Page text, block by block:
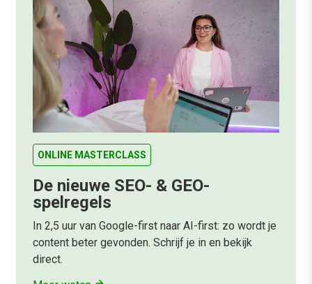
ONLINE MASTERCLASS
De nieuwe SEO- & GEO-
spelregels
In 2,5 uur van Google-first naar AI-first: zo wordt je
content beter gevonden. Schrijf je in en bekijk
direct.